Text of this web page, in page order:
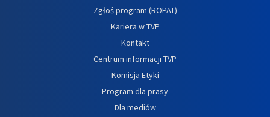
Zgłoś program (ROPAT)
Kariera w TVP
Kontakt
Centrum informacji TVP
Komisja Etyki
Program dla prasy
Dla mediów